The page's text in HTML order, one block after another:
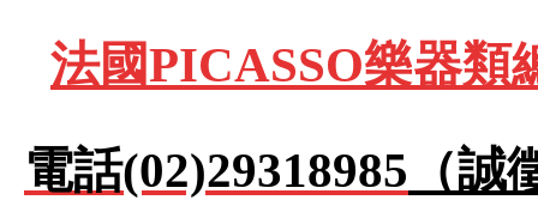
法國PICASSO樂器
電話(02)29318985 （